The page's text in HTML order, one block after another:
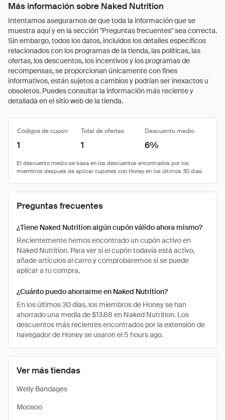
Más información sobre Naked Nutrition
Intentamos asegurarnos de que toda la información que se
muestra aquí y en la sección "Preguntas frecuentes" sea correcta.
Sin embargo, todos los datos, incluidos los detalles específicos
relacionados con los programas de la tienda, las políticas, las
ofertas, los descuentos, los incentivos y los programas de
recompensas, se proporcionan únicamente con fines
informativos, están sujetos a cambios y podrían ser inexactos u
obsoletos. Puedes consultar la información más reciente y
detallada en el sitio web de la tienda.
Ver más tiendas
Welly Bandages
Moosoo
Códigos de cupón Total de ofertas Descuento medio
1 1 6%
Preguntas frecuentes
¿Tiene Naked Nutrition algún cupón válido ahora mismo?
Recientemente hemos encontrado un cupón activo en
Naked Nutrition. Para ver si el cupón todavía está activo,
añade artículos al carro y comprobaremos si se puede
aplicar a tu compra.
¿Cuánto puedo ahorrarme en Naked Nutrition?
En los últimos 30 días, los miembros de Honey se han
ahorrado una media de $13.68 en Naked Nutrition. Los
descuentos más recientes encontrados por la extensión de
navegador de Honey se usaron el 5 hours ago.